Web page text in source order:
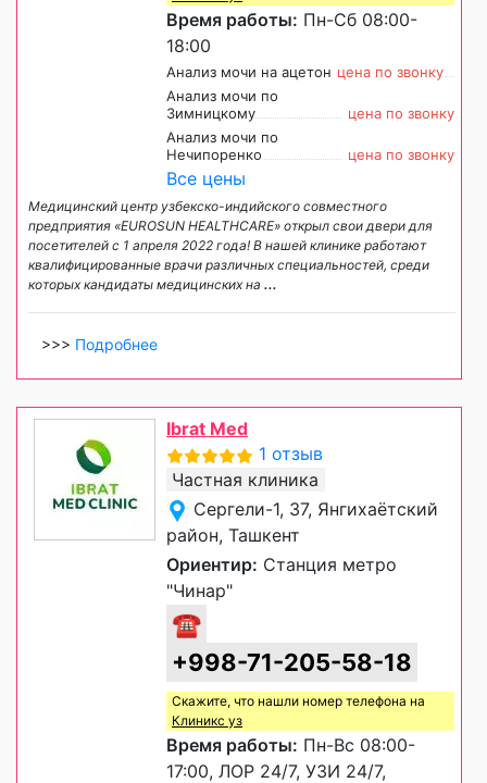
Время работы: Пн-Сб 08:00-
18:00
Анализ мочи на ацетон цена по звонку
Анализ мочи по
Зимницкому
цена по звонку
Анализ мочи по
Нечипоренко
цена по звонку
Все цены
Медицинский центр узбекско-индийского совместного
предприятия «EUROSUN HEALTHCARE» открыл свои двери для
посетителей с 1 апреля 2022 года! В нашей клинике работают
квалифицированные врачи различных специальностей, среди
которых кандидаты медицинских на ...
>>> Подробнее
Ibrat Med
1 отзыв
Частная клиника
Сергели-1, 37, Янгихаётский
район, Ташкент
Ориентир: Станция метро
"Чинар"
☎
+998-71-205-58-18
Скажите, что нашли номер телефона на
Клиникс уз
Время работы: Пн-Вс 08:00-
17:00, ЛОР 24/7, УЗИ 24/7,